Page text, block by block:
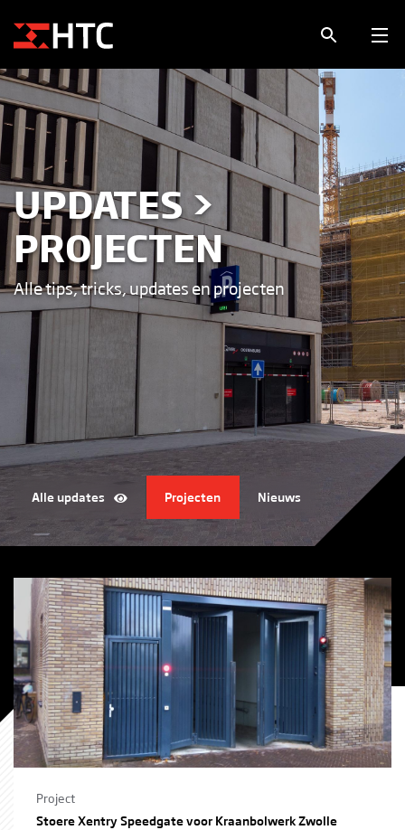
UPDATES >
PROJECTEN
Alle tips, tricks, updates en projecten
Alle updates Projecten Nieuws
Project
Stoere Xentry Speedgate voor Kraanbolwerk Zwolle